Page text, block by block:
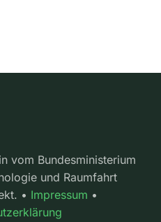
vom Bundesministerium
und Raumfahrt
• Impressum •